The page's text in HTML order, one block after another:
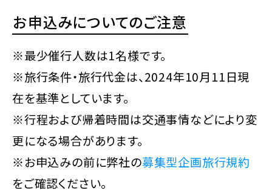
お申込みについてのご注意
※最少催行人数は1名様です。
※旅行条件・旅行代金は、2024年10月11日現
在を基準としています。
※行程および帰着時間は交通事情などにより変
更になる場合があります。
※お申込みの前に弊社の募集型企画旅行規約
をご確認ください。